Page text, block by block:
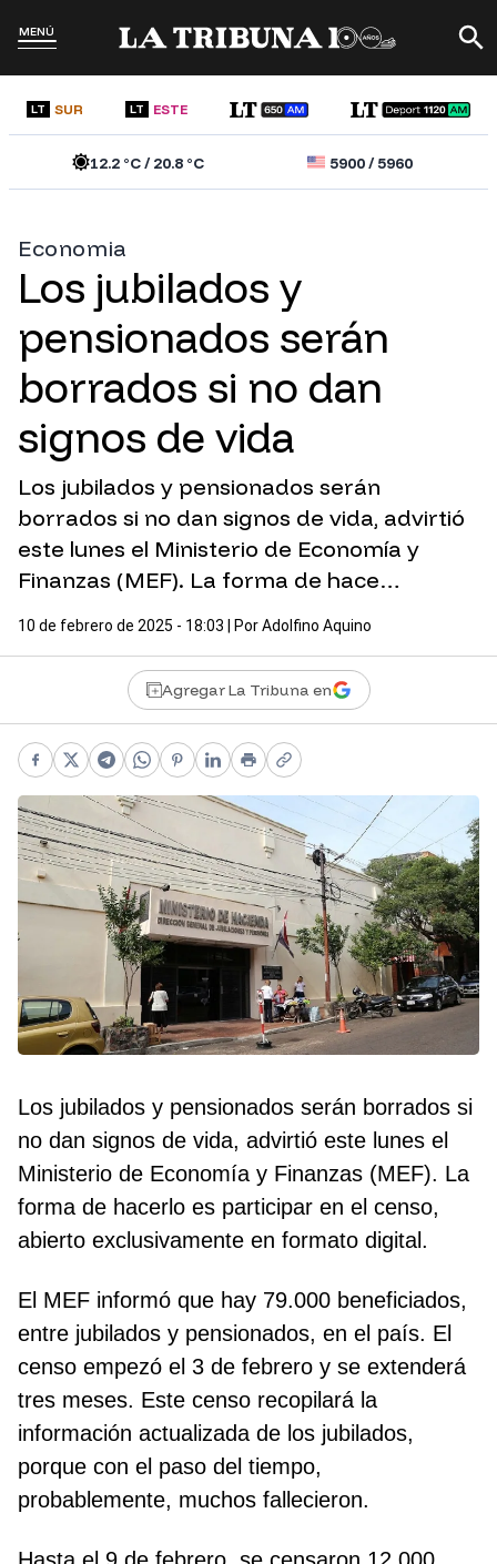
MENÚ
LT SUR LT ESTE
12.2°C /20.8°C 5900/5960
Economia
Los jubilados y
pensionados serán
borrados si no dan
signos de vida
Los jubilados y pensionados serán
borrados si no dan signos de vida, advirtió
este lunes el Ministerio de Economía y
Finanzas (MEF). La forma de hace…
10 de febrero de 2025 - 18:03 | PorAdolfino Aquino
Agregar La Tribuna en
Facebook
X Telegram
WhatsApp
Pinterest
LinkedIn
PrintCopy link
Los jubilados y pensionados serán borrados si
no dan signos de vida, advirtió este lunes el
Ministerio de Economía y Finanzas (MEF). La
forma de hacerlo es participar en el censo,
abierto exclusivamente en formato digital.
El MEF informó que hay 79.000 beneficiados,
entre jubilados y pensionados, en el país. El
censo empezó el 3 de febrero y se extenderá
tres meses. Este censo recopilará la
información actualizada de los jubilados,
porque con el paso del tiempo,
probablemente, muchos fallecieron.